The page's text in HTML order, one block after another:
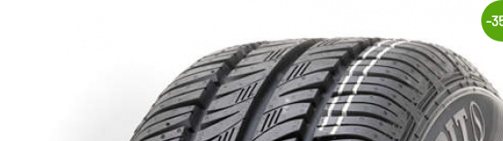
-